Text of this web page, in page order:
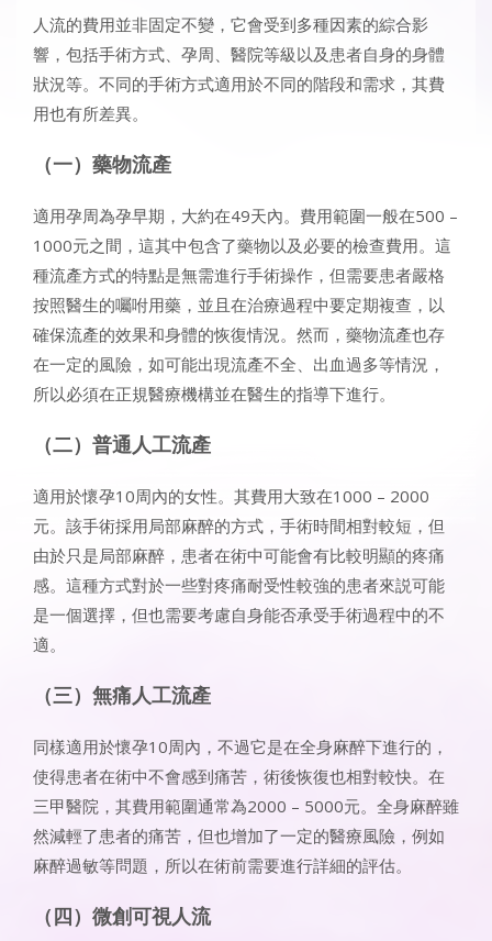
人流的費用並非固定不變，它會受到多種因素的綜合影
響，包括手術方式、孕周、醫院等級以及患者自身的身體
狀況等。不同的手術方式適用於不同的階段和需求，其費
用也有所差異。
（一）藥物流產
適用孕周為孕早期，大約在49天內。費用範圍一般在500 –
1000元之間，這其中包含了藥物以及必要的檢查費用。這
種流產方式的特點是無需進行手術操作，但需要患者嚴格
按照醫生的囑咐用藥，並且在治療過程中要定期複查，以
確保流產的效果和身體的恢復情況。然而，藥物流產也存
在一定的風險，如可能出現流產不全、出血過多等情況，
所以必須在正規醫療機構並在醫生的指導下進行。
（二）普通人工流產
適用於懷孕10周內的女性。其費用大致在1000 – 2000
元。該手術採用局部麻醉的方式，手術時間相對較短，但
由於只是局部麻醉，患者在術中可能會有比較明顯的疼痛
感。這種方式對於一些對疼痛耐受性較強的患者來説可能
是一個選擇，但也需要考慮自身能否承受手術過程中的不
適。
（三）無痛人工流產
同樣適用於懷孕10周內，不過它是在全身麻醉下進行的，
使得患者在術中不會感到痛苦，術後恢復也相對較快。在
三甲醫院，其費用範圍通常為2000 – 5000元。全身麻醉雖
然減輕了患者的痛苦，但也增加了一定的醫療風險，例如
麻醉過敏等問題，所以在術前需要進行詳細的評估。
（四）微創可視人流